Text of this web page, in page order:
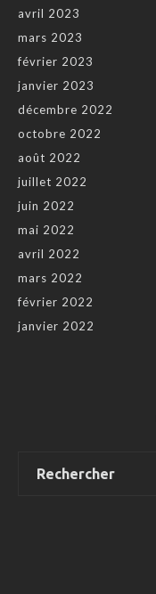
avril 2023
mars 2023
février 2023
janvier 2023
décembre 2022
octobre 2022
août 2022
juillet 2022
juin 2022
mai 2022
avril 2022
mars 2022
février 2022
janvier 2022